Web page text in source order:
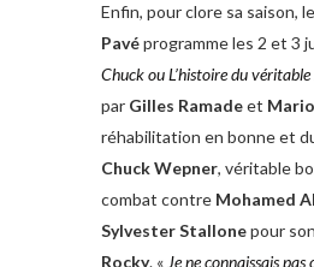
Enfin, pour clore sa saison, le
Pavéprogramme les 2 et 3
Chuck ou L’histoire duvéritable
par Gilles Ramadeet
réhabilitation en bonne et
Chuck Wepner, véritable
combat contre Mohamed
Sylvester Stallonepour
Rocky. « Je ne connaissais